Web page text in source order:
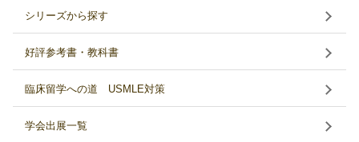
シリーズから探す
好評参考書・教科書
臨床留学への道 USMLE対策
学会出展一覧